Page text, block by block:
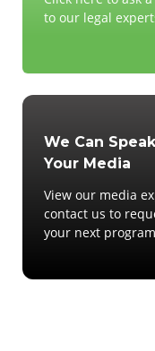
to our legal
We Can
Your Media
View our media
contact us to
your next program